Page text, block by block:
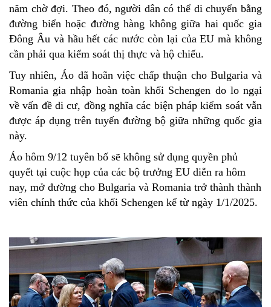
năm chờ đợi. Theo đó, người dân có thể di chuyển bằng
đường biển hoặc đường hàng không giữa hai quốc gia
Đông Âu và hầu hết các nước còn lại của EU mà không
cần phải qua kiểm soát thị thực và hộ chiếu.
Tuy nhiên, Áo đã hoãn việc chấp thuận cho Bulgaria và
Romania gia nhập hoàn toàn khối Schengen do lo ngại
về vấn đề di cư, đồng nghĩa các biện pháp kiểm soát vẫn
được áp dụng trên tuyến đường bộ giữa những quốc gia
này.
Áo hôm 9/12 tuyên bố sẽ không sử dụng quyền phủ
quyết tại cuộc họp của các bộ trưởng EU diễn ra hôm
nay, mở đường cho Bulgaria và Romania trở thành thành
viên chính thức của khối Schengen kể từ ngày 1/1/2025.